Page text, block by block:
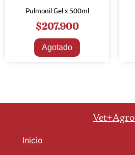
Pulmonil Gel x 500ml
$207.900
Agotado
Vet+Agro
Inicio